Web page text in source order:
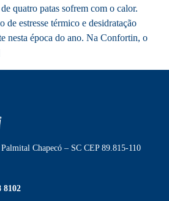
quatro patas sofrem com o calor.
de estresse térmico e desidratação
nesta época do ano. Na Confortin, o
Chapecó – SC CEP 89.815-110
8102